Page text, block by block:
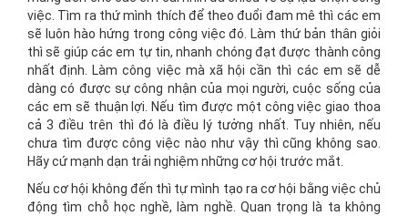
việc. Tìm ra thứ mình thích để theo đuổi đam mê thì các em
sẽ luôn hào hứng trong công việc đó. Làm thứ bản thân giỏi
thì sẽ giúp các em tự tin, nhanh chóng đạt được thành công
nhất định. Làm công việc mà xã hội cần thì các em sẽ dễ
dàng có được sự công nhận của mọi người, cuộc sống của
các em sẽ thuận lợi. Nếu tìm được một công việc giao thoa
cả 3 điều trên thì đó là điều lý tưởng nhất. Tuy nhiên, nếu
chưa tìm được công việc nào như vậy thì cũng không sao.
Hãy cứ mạnh dạn trải nghiệm những cơ hội trước mắt.
Nếu cơ hội không đến thì tự mình tạo ra cơ hội bằng việc chủ
động tìm chỗ học nghề, làm nghề. Quan trọng là ta không